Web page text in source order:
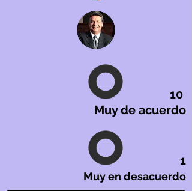
10
Muy de acuerdo
1
Muy en desacuerdo